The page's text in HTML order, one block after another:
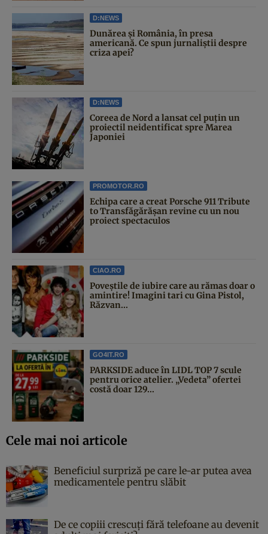
D:NEWS
Dunărea și România, în presa
americană. Ce spun jurnaliștii despre
criza apei?
D:NEWS
Coreea de Nord a lansat cel puțin un
proiectil neidentificat spre Marea
Japoniei
PROMOTOR.RO
Echipa care a creat Porsche 911 Tribute
to Transfăgărășan revine cu un nou
proiect spectaculos
CIAO.RO
Poveştile de iubire care au rămas doar o
amintire! Imagini tari cu Gina Pistol,
Răzvan...
GO4IT.RO
PARKSIDE aduce în LIDL TOP 7 scule
pentru orice atelier. „Vedeta” ofertei
costă doar 129...
Cele mai noi articole
Beneficiul surpriză pe care le-ar putea avea
medicamentele pentru slăbit
De ce copiii crescuți fără telefoane au devenit